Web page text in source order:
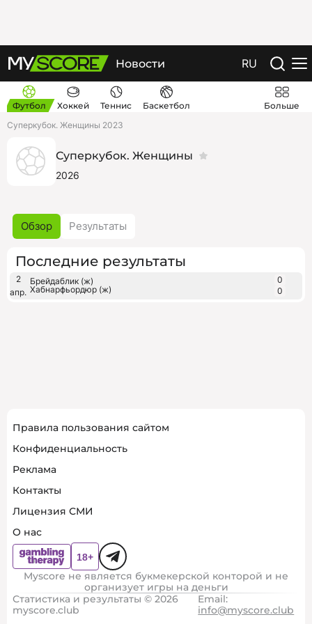
Новости RU
Футбол Хоккей Теннис Баскетбол
Больше
Суперкубок. Женщины 2023
Суперкубок. Женщины
2026
Обзор Результаты
Последние результаты
2
апр.
Брейдаблик (ж)
Хабнарфьордюр (ж)
0
0
Правила пользования сайтом
Конфиденциальность
Реклама
Контакты
Лицензия СМИ
О нас
Myscore не является букмекерской конторой и не
организует игры на деньги
Статистика и результаты © 2026
myscore.club
Email:
info@myscore.club